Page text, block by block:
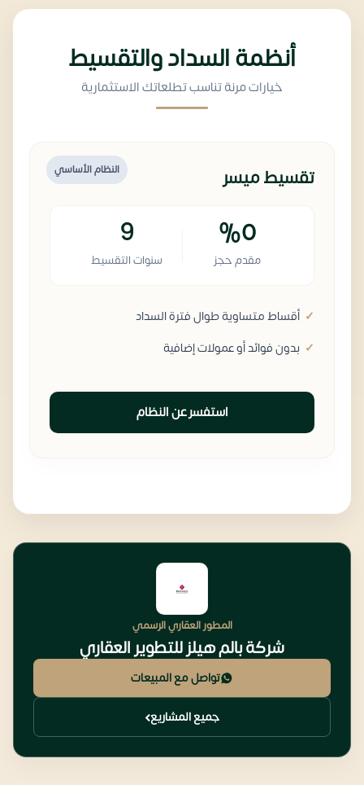
أنظمة السداد والتقسيط
خيارات مرنة تناسب تطلعاتك الاستثمارية
النظام الأساسي تقسيط ميسر
%0
مقدم حجز
9
سنوات التقسيط
أقساط متساوية طوال فترة السداد
بدون فوائد أو عمولات إضافية
استفسر عن النظام
المطور العقاري الرسمي
شركة بالم هيلز للتطوير العقاري
تواصل مع المبيعات
جميع المشاريع